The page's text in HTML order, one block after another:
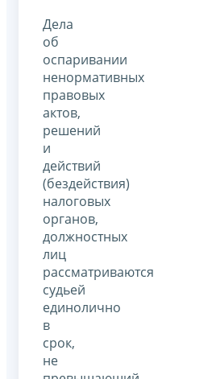
Дела
об
оспаривании
ненормативных
правовых
актов,
решений
и
действий
(бездействия)
налоговых
органов,
должностных
лиц
рассматриваются
судьей
единолично
в
срок,
не